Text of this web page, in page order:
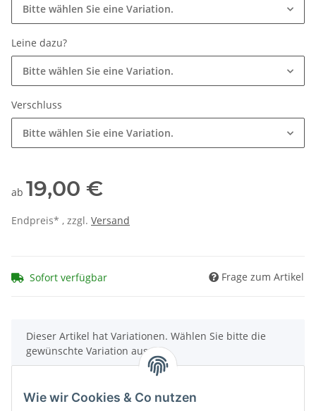
Bitte wählen Sie eine Variation.
Leine dazu?
Bitte wählen Sie eine Variation.
Verschluss
Bitte wählen Sie eine Variation.
ab 19,00 €
Endpreis* , zzgl. Versand
Sofort verfügbar Frage zum Artikel
x
Dieser Artikel hat Variationen. Wählen Sie bitte die
gewünschte Variation aus.
Wie wir Cookies & Co nutzen